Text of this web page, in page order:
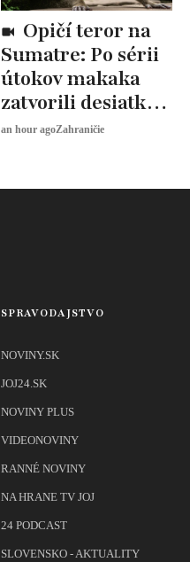
Sumatre: Po sérii
útokov makaka
zatvorili desiatky
škôl
an hour agoZahraničie
SPRAVODAJSTVO
NOVINY.SK
JOJ24.SK
NOVINY PLUS
VIDEONOVINY
RANNÉ NOVINY
NA HRANE TV JOJ
24 PODCAST
SLOVENSKO - AKTUALITY